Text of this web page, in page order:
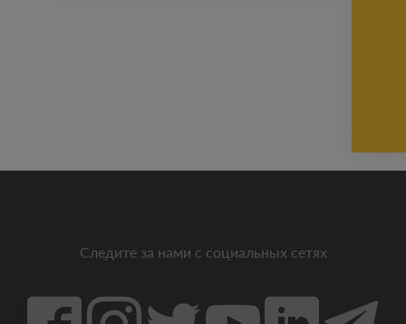
Следите за нами с социальных сетях